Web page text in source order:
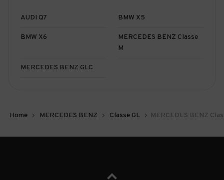
AUDI Q7 BMW X5
BMW X6
MERCEDES BENZ Classe
M
MERCEDES BENZ GLC
Home MERCEDES BENZ Classe GL MERCEDES BENZ